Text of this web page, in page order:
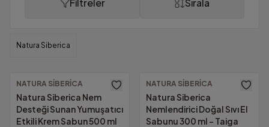
Filtreler Sırala
Natura Siberica
NATURA SIBERICA
Natura Siberica Nem
Desteği Sunan Yumuşatıcı
Etkili Krem Sabun 500 ml
NATURA SIBERICA
Natura Siberica
Nemlendirici Doğal Sıvı El
Sabunu 300 ml - Taiga